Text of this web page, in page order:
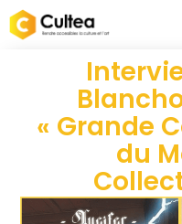
« Grande
du